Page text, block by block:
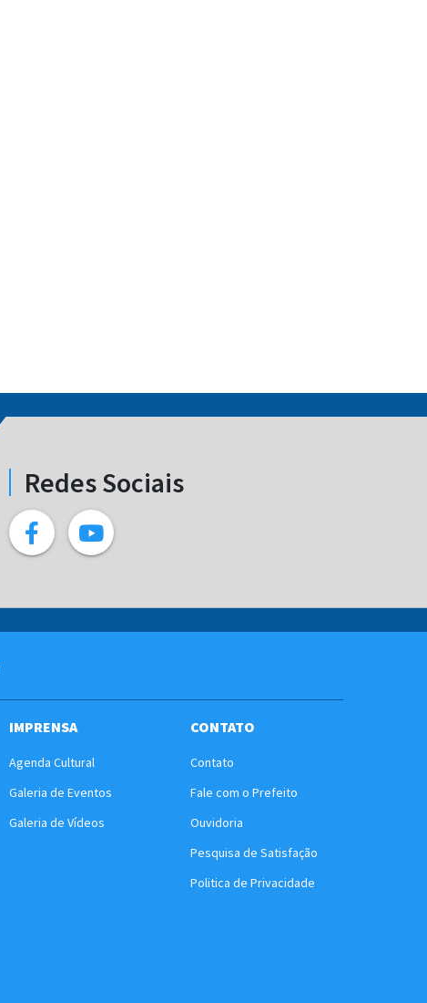
Redes Sociais
IMPRENSA
Agenda Cultural
Galeria de Eventos
Galeria de Vídeos
CONTATO
Contato
Fale com o Prefeito
Ouvidoria
Pesquisa de Satisfação
Politica de Privacidade